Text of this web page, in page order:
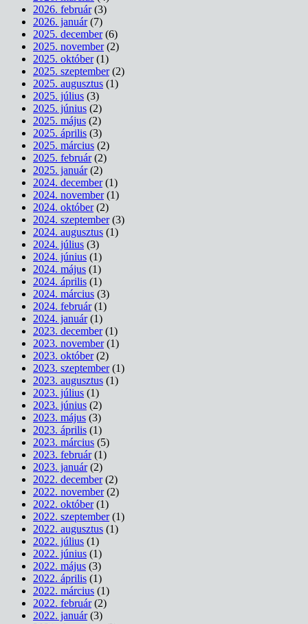
2026. február(3)
2026. január(7)
2025. december(6)
2025. november(2)
2025. október(1)
2025. szeptember(2)
2025. augusztus (1)
2025. július (3)
2025. június (2)
2025. május (2)
2025. április (3)
2025. március (2)
2025. február(2)
2025. január(2)
2024. december(1)
2024. november(1)
2024. október(2)
2024. szeptember(3)
2024. augusztus (1)
2024. július (3)
2024. június (1)
2024. május (1)
2024. április (1)
2024. március (3)
2024. február(1)
2024. január(1)
2023. december(1)
2023. november(1)
2023. október(2)
2023. szeptember(1)
2023. augusztus (1)
2023. július (1)
2023. június (2)
2023. május (3)
2023. április (1)
2023. március (5)
2023. február(1)
2023. január(2)
2022. december(2)
2022. november(2)
2022. október(1)
2022. szeptember(1)
2022. augusztus (1)
2022. július (1)
2022. június (1)
2022. május (3)
2022. április (1)
2022. március (1)
2022. február(2)
2022. január(3)